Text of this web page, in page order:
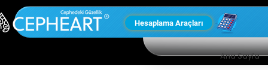
Hesaplama Araçları
Ana Sayfa